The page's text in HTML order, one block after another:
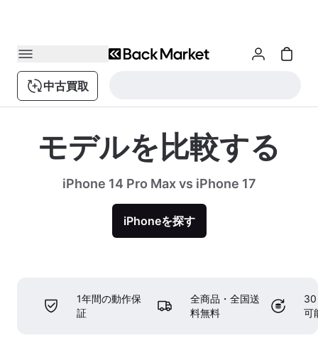
中古買取
モデルを比較する
iPhone 14 Pro Max vs iPhone 17
iPhoneを探す
1年間の動作保
証
全商品・全国送
料無料
30
可